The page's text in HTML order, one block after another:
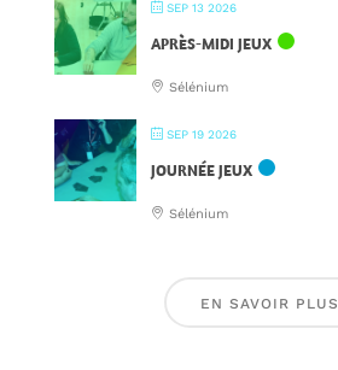
SEP 13 2026
APRÈS-MIDI JEUX
Sélénium
SEP 19 2026
JOURNÉE JEUX
Sélénium
EN SAVOIR PLUS